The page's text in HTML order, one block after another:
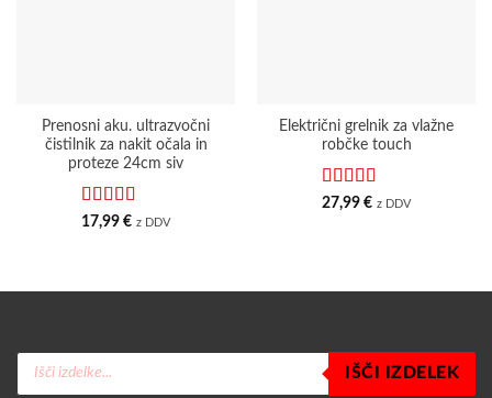
Prenosni aku. ultrazvočni
čistilnik za nakit očala in
proteze 24cm siv
Ocenjeno5
17,99 € z DDV
Električni grelnik za vlažne
robčke touch
Ocenjeno5
27,99 € z DDV
Products
search
IŠČI IZDELEK